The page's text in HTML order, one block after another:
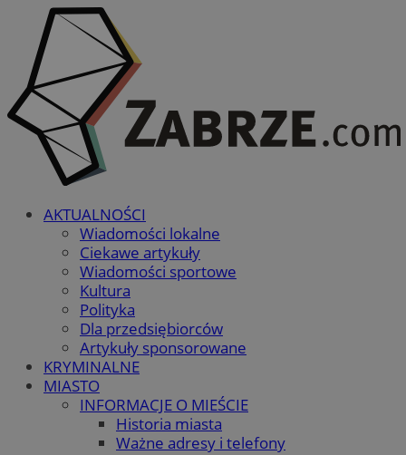
AKTUALNOŚCI
Wiadomości lokalne
Ciekawe artykuły
Wiadomości sportowe
Kultura
Polityka
Dla przedsiębiorców
Artykuły sponsorowane
KRYMINALNE
MIASTO
INFORMACJE O MIEŚCIE
Historia miasta
Ważne adresy i telefony